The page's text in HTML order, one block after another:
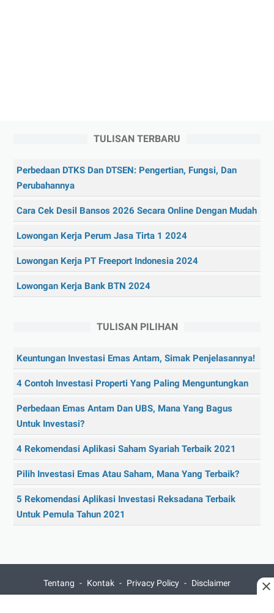
TULISAN TERBARU
Perbedaan DTKS Dan DTSEN: Pengertian, Fungsi, Dan
Perubahannya
Cara Cek Desil Bansos 2026 Secara Online Dengan Mudah
Lowongan Kerja Perum Jasa Tirta 1 2024
Lowongan Kerja PT Freeport Indonesia 2024
Lowongan Kerja Bank BTN 2024
TULISAN PILIHAN
Keuntungan Investasi Emas Antam, Simak Penjelasannya!
4 Contoh Investasi Properti Yang Paling Menguntungkan
Perbedaan Emas Antam Dan UBS, Mana Yang Bagus
Untuk Investasi?
4 Rekomendasi Aplikasi Saham Syariah Terbaik 2021
Pilih Investasi Emas Atau Saham, Mana Yang Terbaik?
5 Rekomendasi Aplikasi Investasi Reksadana Terbaik
Untuk Pemula Tahun 2021
Tentang Kontak Privacy Policy Disclaimer